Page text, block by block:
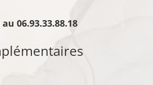
06.93.33.88.18